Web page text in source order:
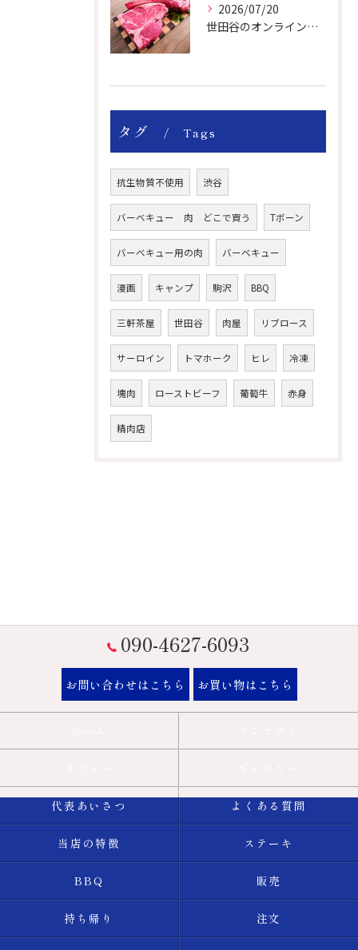
2026/07/20
世田谷のオンライン肉屋のトマホークやTボーンで楽しいBBQー！
タグ Tags
抗生物質不使用 渋谷
バーベキュー 肉 どこで買う Tボーン
バーベキュー用の肉 バーベキュー
漫画 キャンプ 駒沢 BBQ
三軒茶屋 世田谷 肉屋 リブロース
サーロイン トマホーク ヒレ 冷凍
塊肉 ローストビーフ 葡萄牛 赤身
精肉店
090-4627-6093
お問い合わせはこちら お買い物はこちら
代表あいさつ よくある質問
当店の特徴 ステーキ
BBQ 販売
持ち帰り 注文